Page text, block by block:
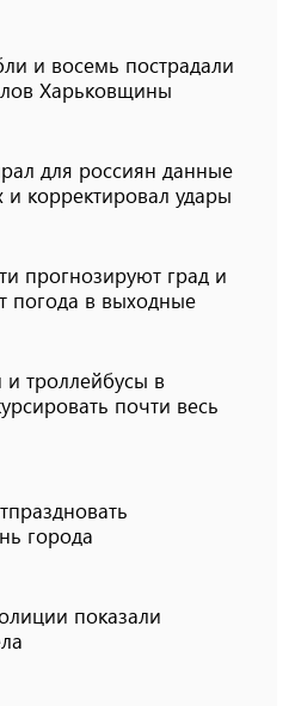
и восемь пострадали
Харьковщины
для россиян данные
​​корректировал удары
прогнозируют град и
погода в выходные
троллейбусы в
почти весь
города
показали